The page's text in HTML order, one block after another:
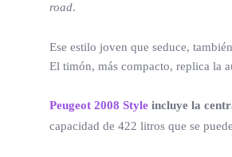
road.
Ese estilo joven que seduce,
El timón, más compacto, replica la
Peugeot 2008 Style incluye la
capacidad de 422 litros que se